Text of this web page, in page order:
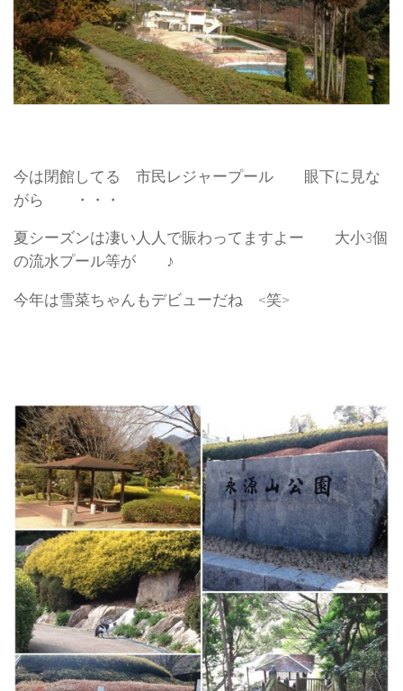
今は閉館してる 市民レジャープール 眼下に見な
がら ・・・
夏シーズンは凄い人人で賑わってますよー 大小3個
の流水プール等が ♪
今年は雪菜ちゃんもデビューだね <笑>